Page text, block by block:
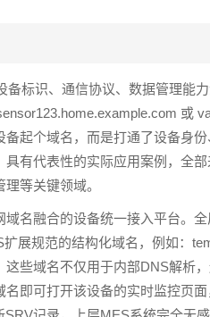
标识、通信协议、数据管理能
或
起个域名，而是打通了设备身
有代表性的实际应用案例，全
等关键领域。
名融合的设备统一接入平台。全
展规范的结构化域名，例如：
这些域名不仅用于内部DNS解析
即可打开该设备的实时监控页